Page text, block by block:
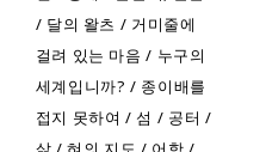
/ 달의 왈츠 / 거미줄에
걸려 있는 마음 / 누구의
세계입니까? / 종이배를
접지 못하여 / 섬 / 공터 /